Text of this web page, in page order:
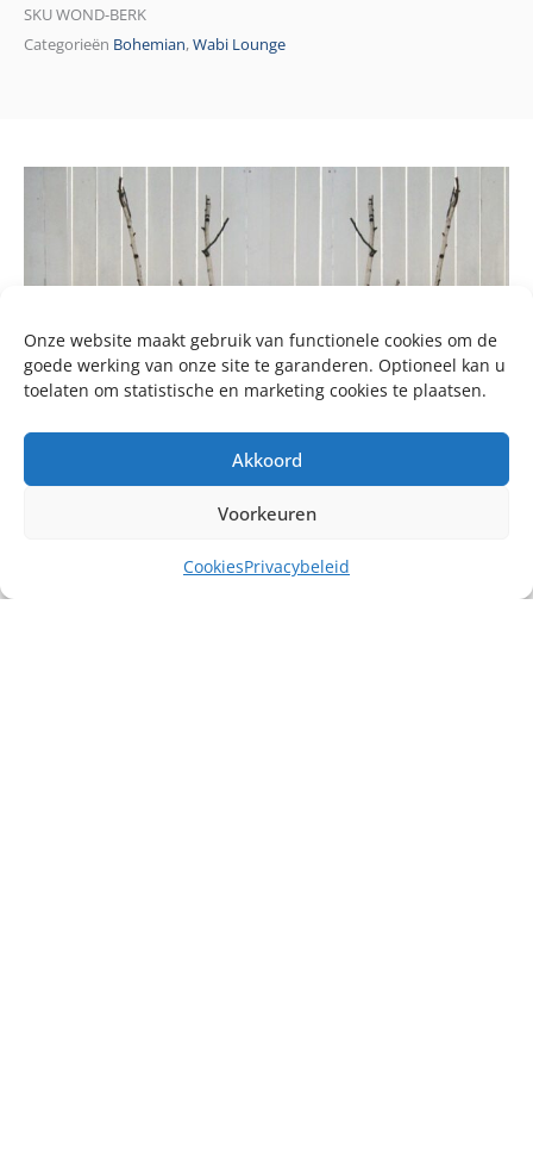
Onze website maakt gebruik van functionele cookies om de
goede werking van onze site te garanderen. Optioneel kan u
toelaten om statistische en marketing cookies te plaatsen.
Akkoord
Voorkeuren
CookiesPrivacybeleid
SKUWOND-BERK
Categorieën Bohemian,Wabi Lounge